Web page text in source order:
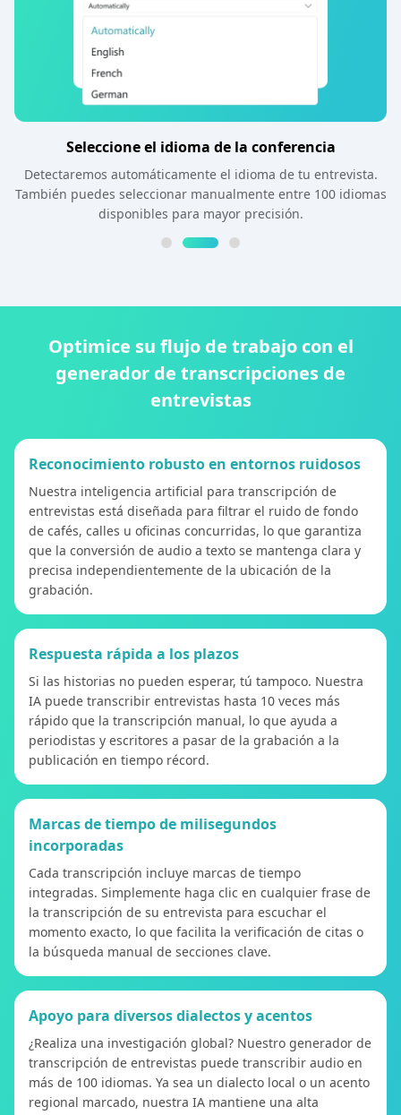
Seleccione el idioma de la conferencia
Detectaremos automáticamente el idioma de tu entrevista.
También puedes seleccionar manualmente entre 100 idiomas
disponibles para mayor precisión.
Optimice su flujo de trabajo con el
generador de transcripciones de
entrevistas
Reconocimiento robusto en entornos ruidosos
Nuestra inteligencia artificial para transcripción de
entrevistas está diseñada para filtrar el ruido de fondo
de cafés, calles u oficinas concurridas, lo que garantiza
que la conversión de audio a texto se mantenga clara y
precisa independientemente de la ubicación de la
grabación.
Respuesta rápida a los plazos
Si las historias no pueden esperar, tú tampoco. Nuestra
IA puede transcribir entrevistas hasta 10 veces más
rápido que la transcripción manual, lo que ayuda a
periodistas y escritores a pasar de la grabación a la
publicación en tiempo récord.
Marcas de tiempo de milisegundos
incorporadas
Cada transcripción incluye marcas de tiempo
integradas. Simplemente haga clic en cualquier frase de
la transcripción de su entrevista para escuchar el
momento exacto, lo que facilita la verificación de citas o
la búsqueda manual de secciones clave.
Apoyo para diversos dialectos y acentos
¿Realiza una investigación global? Nuestro generador de
transcripción de entrevistas puede transcribir audio en
más de 100 idiomas. Ya sea un dialecto local o un acento
regional marcado, nuestra IA mantiene una alta